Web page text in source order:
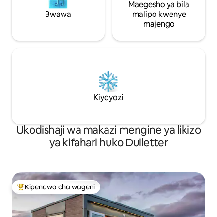
Bwawa
Maegesho ya bila
malipo kwenye
majengo
Kiyoyozi
Ukodishaji wa makazi mengine ya likizo
ya kifahari huko Duiletter
Kipendwa maarufu cha wageni
Kipendwa cha wageni